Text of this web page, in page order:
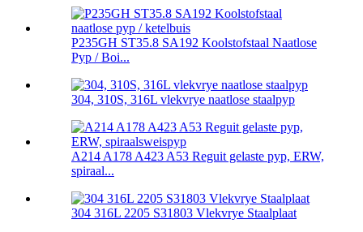
P235GH ST35.8 SA192 Koolstofstaal Naatlose
Pyp / Boi...
304, 310S, 316L vlekvrye naatlose staalpyp
A214 A178 A423 A53 Reguit gelaste pyp, ERW,
spiraal...
304 316L 2205 S31803 Vlekvrye Staalplaat